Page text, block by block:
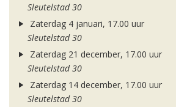
Sleutelstad 30
Zaterdag 4 januari, 17.00 uur
Sleutelstad 30
Zaterdag 21 december, 17.00 uur
Sleutelstad 30
Zaterdag 14 december, 17.00 uur
Sleutelstad 30